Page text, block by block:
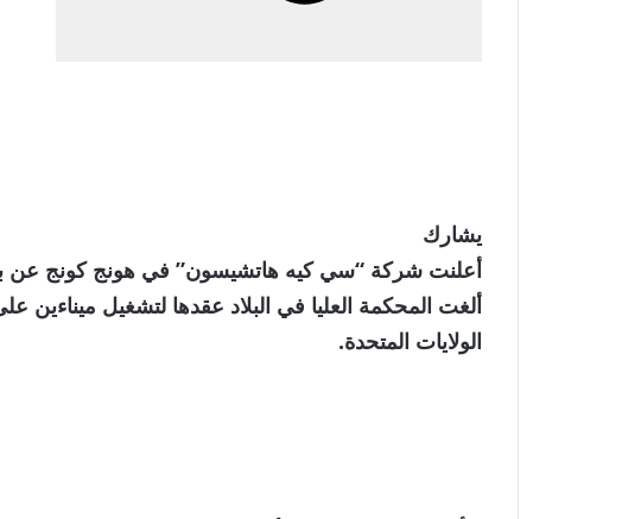
يشارك
أعلنت شركة “سي كيه هاتشيسون” في هونج كونج عن بدء
ألغت المحكمة العليا في البلاد عقدها لتشغيل
الولايات المتحدة.